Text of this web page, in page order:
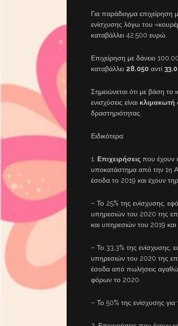
Για παράδειγμα επιχείρηση
ενίσχυσης λόγω του
καταβάλλει 42.500 ευρώ.
Επιχείρηση με δάνειο
καταβάλλει 28.050 αντί
Σημειώνεται ότι με βάση
ενισχύσεις είναι κλιμακωτή
δραστηριότητας.
Ειδικότερα:
1. Επιχειρήσεις που έχουν
υποκατάστημα από την 1η
έσοδα το 2019 και έχουν
– Το 25% της ενίσχυσης,
υπηρεσιών του 2020 της
και υπηρεσιών του 2019
– Το 33,3% της
υπηρεσιών του 2020 της
έσοδα από πωλήσεις
φόρων το 2020.
– Το 50% της ενίσχυσης για